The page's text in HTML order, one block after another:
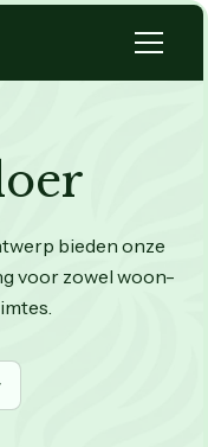
bieden onze
voor zowel woon-